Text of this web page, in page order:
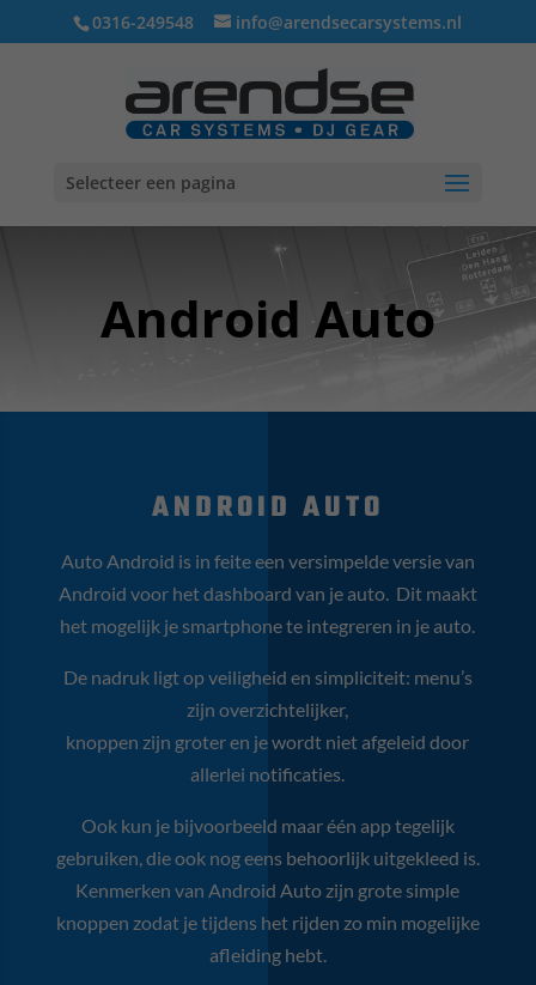
0316-249548 info@arendsecarsystems.nl
Selecteer een pagina
Android Auto
ANDROID AUTO
Auto Android is in feite een versimpelde versie van
Android voor het dashboard van je auto. Dit maakt
het mogelijk je smartphone te integreren in je auto.
De nadruk ligt op veiligheid en simpliciteit: menu’s
zijn overzichtelijker,
knoppen zijn groter en je wordt niet afgeleid door
allerlei notificaties.
Ook kun je bijvoorbeeld maar één app tegelijk
gebruiken, die ook nog eens behoorlijk uitgekleed is.
Kenmerken van Android Auto zijn grote simple
knoppen zodat je tijdens het rijden zo min mogelijke
afleiding hebt.